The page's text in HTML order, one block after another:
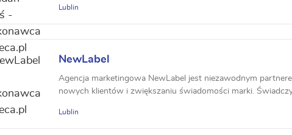
Lublin
NewLabel
Agencja marketingowa NewLabel jest niezawodnym
nowych klientów i zwiększaniu świadomości marki.
Lublin